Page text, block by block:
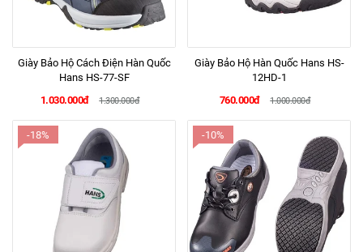
Giày Bảo Hộ Cách Điện Hàn Quốc
Hans HS-77-SF
1.030.000đ
1.300.000đ
Giày Bảo Hộ Hàn Quốc Hans HS-
12HD-1
760.000đ
1.000.000đ
-18% -10%